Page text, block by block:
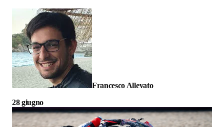
Francesco Allevato
28 giugno